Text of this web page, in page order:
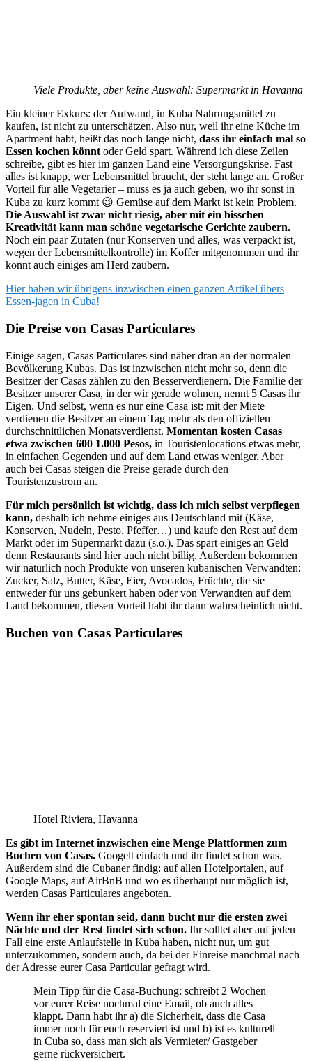
Viele Produkte, aber keine Auswahl: Supermarkt in Havanna
Ein kleiner Exkurs: der Aufwand, in Kuba Nahrungsmittel zu
kaufen, ist nicht zu unterschätzen. Also nur, weil ihr eine Küche im
Apartment habt, heißt das noch lange nicht, dass ihr einfach mal so
Essen kochen könnt oder Geld spart. Während ich diese Zeilen
schreibe, gibt es hier im ganzen Land eine Versorgungskrise. Fast
alles ist knapp, wer Lebensmittel braucht, der steht lange an. Großer
Vorteil für alle Vegetarier – muss es ja auch geben, wo ihr sonst in
Kuba zu kurz kommt 😉 Gemüse auf dem Markt ist kein Problem.
Die Auswahl ist zwar nicht riesig, aber mit ein bisschen
Kreativität kann man schöne vegetarische Gerichte zaubern.
Noch ein paar Zutaten (nur Konserven und alles, was verpackt ist,
wegen der Lebensmittelkontrolle) im Koffer mitgenommen und ihr
könnt auch einiges am Herd zaubern.
Hier haben wir übrigens inzwischen einen ganzen Artikel übers
Essen-jagen in Cuba!
Die Preise von Casas Particulares
Einige sagen, Casas Particulares sind näher dran an der normalen
Bevölkerung Kubas. Das ist inzwischen nicht mehr so, denn die
Besitzer der Casas zählen zu den Besserverdienern. Die Familie der
Besitzer unserer Casa, in der wir gerade wohnen, nennt 5 Casas ihr
Eigen. Und selbst, wenn es nur eine Casa ist: mit der Miete
verdienen die Besitzer an einem Tag mehr als den offiziellen
durchschnittlichen Monatsverdienst. Momentan kosten Casas
etwa zwischen 600 1.000 Pesos, in Touristenlocations etwas mehr,
in einfachen Gegenden und auf dem Land etwas weniger. Aber
auch bei Casas steigen die Preise gerade durch den
Touristenzustrom an.
Für mich persönlich ist wichtig, dass ich mich selbst verpflegen
kann, deshalb ich nehme einiges aus Deutschland mit (Käse,
Konserven, Nudeln, Pesto, Pfeffer…) und kaufe den Rest auf dem
Markt oder im Supermarkt dazu (s.o.). Das spart einiges an Geld –
denn Restaurants sind hier auch nicht billig. Außerdem bekommen
wir natürlich noch Produkte von unseren kubanischen Verwandten:
Zucker, Salz, Butter, Käse, Eier, Avocados, Früchte, die sie
entweder für uns gebunkert haben oder von Verwandten auf dem
Land bekommen, diesen Vorteil habt ihr dann wahrscheinlich nicht.
Buchen von Casas Particulares
Hotel Riviera, Havanna
Es gibt im Internet inzwischen eine Menge Plattformen zum
Buchen von Casas. Googelt einfach und ihr findet schon was.
Außerdem sind die Cubaner findig: auf allen Hotelportalen, auf
Google Maps, auf AirBnB und wo es überhaupt nur möglich ist,
werden Casas Particulares angeboten.
Wenn ihr eher spontan seid, dann bucht nur die ersten zwei
Nächte und der Rest findet sich schon. Ihr solltet aber auf jeden
Fall eine erste Anlaufstelle in Kuba haben, nicht nur, um gut
unterzukommen, sondern auch, da bei der Einreise manchmal nach
der Adresse eurer Casa Particular gefragt wird.
Mein Tipp für die Casa-Buchung: schreibt 2 Wochen
vor eurer Reise nochmal eine Email, ob auch alles
klappt. Dann habt ihr a) die Sicherheit, dass die Casa
immer noch für euch reserviert ist und b) ist es kulturell
in Cuba so, dass man sich als Vermieter/ Gastgeber
gerne rückversichert.